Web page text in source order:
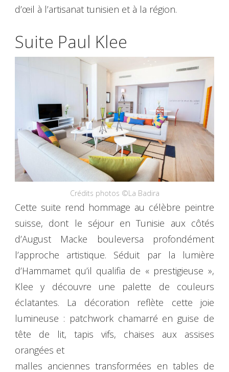
d’œil à l’artisanat tunisien et à la région.
Suite Paul Klee
Crédits photos ©La Badira
Cette suite rend hommage au célèbre peintre
suisse, dont le séjour en Tunisie aux côtés
d’August Macke bouleversa profondément
l’approche artistique. Séduit par la lumière
d’Hammamet qu’il qualifia de « prestigieuse »,
Klee y découvre une palette de couleurs
éclatantes. La décoration reflète cette joie
lumineuse : patchwork chamarré en guise de
tête de lit, tapis vifs, chaises aux assises
orangées et
malles anciennes transformées en tables de